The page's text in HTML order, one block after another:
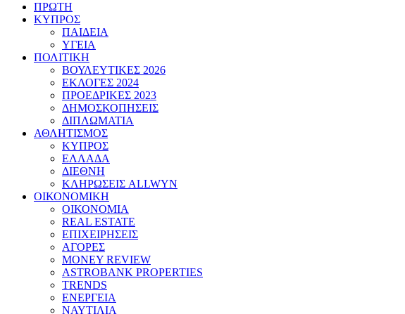
ΠΡΩΤΗ
ΚΥΠΡΟΣ
ΠΑΙΔΕΙΑ
ΥΓΕΙΑ
ΠΟΛΙΤΙΚΗ
ΒΟΥΛΕΥΤΙΚΕΣ 2026
ΕΚΛΟΓΕΣ 2024
ΠΡΟΕΔΡΙΚΕΣ 2023
ΔΗΜΟΣΚΟΠΗΣΕΙΣ
ΔΙΠΛΩΜΑΤΙΑ
ΑΘΛΗΤΙΣΜΟΣ
ΚΥΠΡΟΣ
ΕΛΛΑΔΑ
ΔΙΕΘΝΗ
ΚΛΗΡΩΣΕΙΣ ALLWYN
ΟΙΚΟΝΟΜΙΚΗ
ΟΙΚΟΝΟΜΙΑ
REAL ESTATE
ΕΠΙΧΕΙΡΗΣΕΙΣ
ΑΓΟΡΕΣ
MONEY REVIEW
ASTROBANK PROPERTIES
TRENDS
ΕΝΕΡΓΕΙΑ
ΝΑΥΤΙΛΙΑ